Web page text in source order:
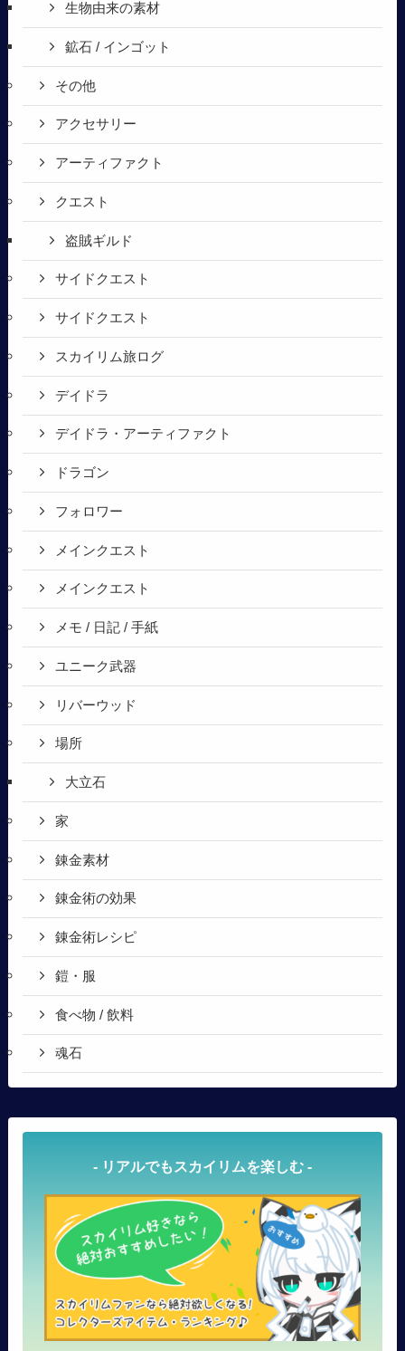
生物由来の素材
鉱石 / インゴット
その他
アクセサリー
アーティファクト
クエスト
盗賊ギルド
サイドクエスト
サイドクエスト
スカイリム旅ログ
デイドラ
デイドラ・アーティファクト
ドラゴン
フォロワー
メインクエスト
メインクエスト
メモ / 日記 / 手紙
ユニーク武器
リバーウッド
場所
大立石
家
錬金素材
錬金術の効果
錬金術レシピ
鎧・服
食べ物 / 飲料
魂石
- リアルでもスカイリムを楽しむ -